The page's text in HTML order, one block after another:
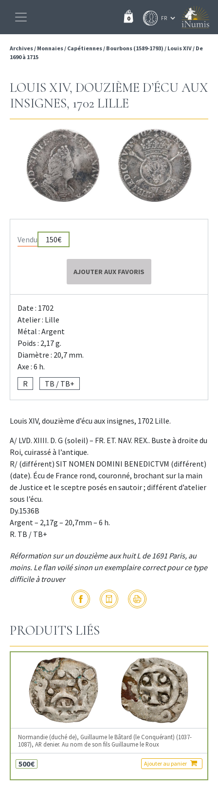
0
Archives/ Monnaies/ Capétiennes/ Bourbons (1589-1793) / Louis XIV/ De
1690 à 1715
LOUIS XIV, DOUZIÈME D’ÉCU AUX
INSIGNES, 1702 LILLE
Vendu 150€
AJOUTER AUX FAVORIS
Date : 1702
Atelier : Lille
Métal : Argent
Poids : 2,17 g.
Diamètre : 20,7 mm.
Axe : 6 h.
R
TB / TB+
Louis XIV, douzième d’écu aux insignes, 1702 Lille.
A/ LVD. XIIII. D. G (soleil) – FR. ET. NAV. REX.. Buste à droite du
Roi, cuirassé à l’antique.
R/ (différent) SIT NOMEN DOMINI BENEDICTVM (différent)
(date). Écu de France rond, couronné, brochant sur la main
de Justice et le sceptre posés en sautoir ; différent d’atelier
sous l’écu.
Dy.1536B
Argent – 2,17g – 20,7mm – 6 h.
R. TB / TB+
Réformation sur un douzième aux huit L de 1691 Paris, au
moins. Le flan voilé sinon un exemplaire correct pour ce type
difficile à trouver
PRODUITS LIÉS
Normandie (duché de), Guillaume le Bâtard (le Conquérant) (1037-
1087), AR denier. Au nom de son fils Guillaume le Roux
500€ Ajouter au panier